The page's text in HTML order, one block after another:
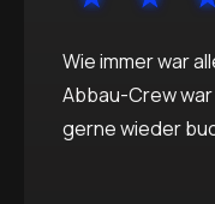
Wie immer war
Abbau-Crew
gerne wieder